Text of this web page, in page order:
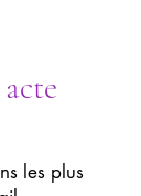
les plus